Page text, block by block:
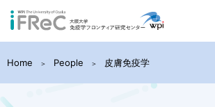
Home People 皮膚免疫学